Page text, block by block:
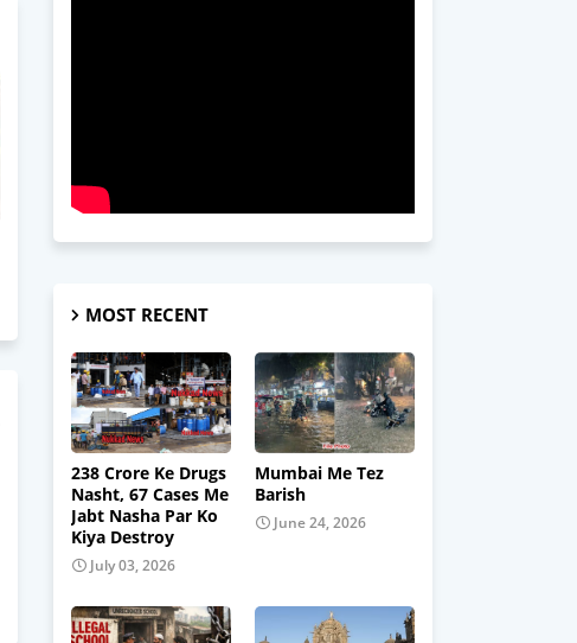
MOST RECENT
238 Crore Ke Drugs
Nasht, 67 Cases Me
Jabt Nasha Par Ko
Kiya Destroy
July 03, 2026
Mumbai Me Tez
Barish
June 24, 2026